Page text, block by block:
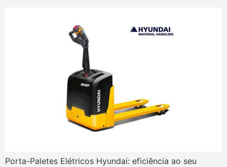
Porta-Paletes Elétricos Hyundai: eficiência ao seu